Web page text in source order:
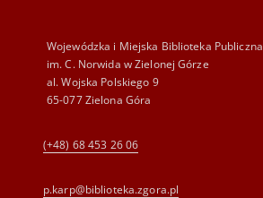
Wojewódzka i Miejska Biblioteka Publiczna
im. C. Norwida w Zielonej Górze
al. Wojska Polskiego 9
65-077 Zielona Góra
(+48) 68 453 26 06
p.karp@biblioteka.zgora.pl